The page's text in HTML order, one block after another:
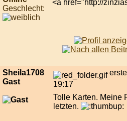
Geschlecht:
<a href="http://
Sheila1708
Gast
19:17
Tolle Karten. Meine
letzten.